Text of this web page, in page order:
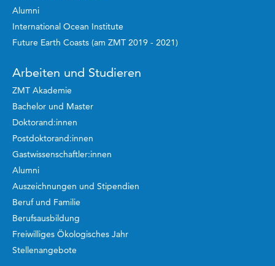
Alumni
International Ocean Institute
Future Earth Coasts (am ZMT 2019 - 2021)
Arbeiten und Studieren
ZMT Akademie
Bachelor und Master
Doktorand:innen
Postdoktorand:innen
Gastwissenschaftler:innen
Alumni
Auszeichnungen und Stipendien
Beruf und Familie
Berufsausbildung
Freiwilliges Ökologisches Jahr
Stellenangebote